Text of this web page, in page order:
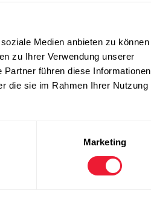
Medien anbieten zu können
zu Ihrer Verwendung unserer
führen diese Informationen
die sie im Rahmen Ihrer Nutzung
Marketing